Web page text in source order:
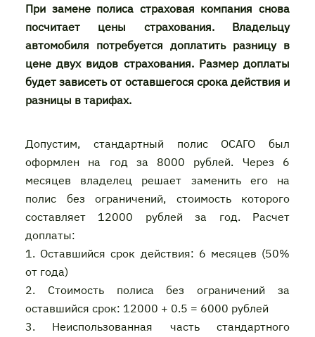
При замене полиса страховая компания снова
посчитает цены страхования. Владельцу
автомобиля потребуется доплатить разницу в
цене двух видов страхования. Размер доплаты
будет зависеть от оставшегося срока действия и
разницы в тарифах.
Допустим, стандартный полис ОСАГО был
оформлен на год за 8000 рублей. Через 6
месяцев владелец решает заменить его на
полис без ограничений, стоимость которого
составляет 12000 рублей за год. Расчет
доплаты:
1. Оставшийся срок действия: 6 месяцев (50%
от года)
2. Стоимость полиса без ограничений за
оставшийся срок: 12000 + 0.5 = 6000 рублей
3. Неиспользованная часть стандартного